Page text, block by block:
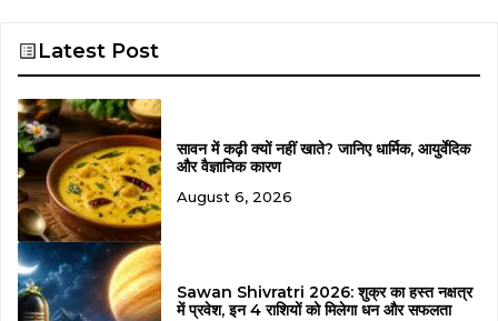
Latest Post
सावन में कढ़ी क्यों नहीं खाते? जानिए धार्मिक, आयुर्वेदिक
और वैज्ञानिक कारण
August 6, 2026
Sawan Shivratri 2026: शुक्र का हस्त नक्षत्र
में प्रवेश, इन 4 राशियों को मिलेगा धन और सफलता